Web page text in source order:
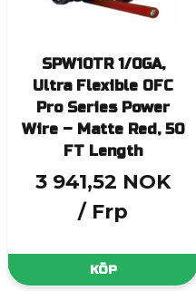
SPW10TR 1/0GA,
Ultra Flexible OFC
Pro Series Power
Wire – Matte Red, 50
FT Length
3 941,52 NOK
/ Frp
KÖP